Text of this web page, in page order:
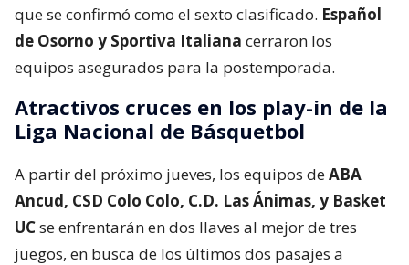
que se confirmó como el sexto clasificado. Español
de Osorno y Sportiva Italiana cerraron los
equipos asegurados para la postemporada.
Atractivos cruces en los play-in de la
Liga Nacional de Básquetbol
A partir del próximo jueves, los equipos deABA
Ancud, CSD Colo Colo, C.D. Las Ánimas, y Basket
UCse enfrentarán en dos llaves al mejor de tres
juegos, en busca de los últimos dos pasajes a